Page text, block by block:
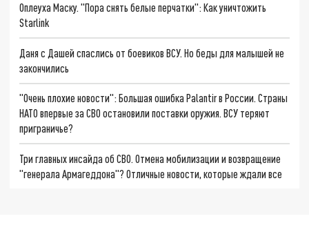
Оплеуха Маску. "Пора снять белые перчатки": Как уничтожить
Starlink
Даня с Дашей спаслись от боевиков ВСУ. Но беды для малышей не
закончились
"Очень плохие новости": Большая ошибка Palantir в России. Страны
НАТО впервые за СВО остановили поставки оружия. ВСУ теряют
приграничье?
Три главных инсайда об СВО. Отмена мобилизации и возвращение
"генерала Армагеддона"? Отличные новости, которые ждали все